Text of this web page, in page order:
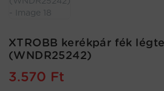
XTROBB kerékpár fék
(WNDR25242)
3.570 Ft